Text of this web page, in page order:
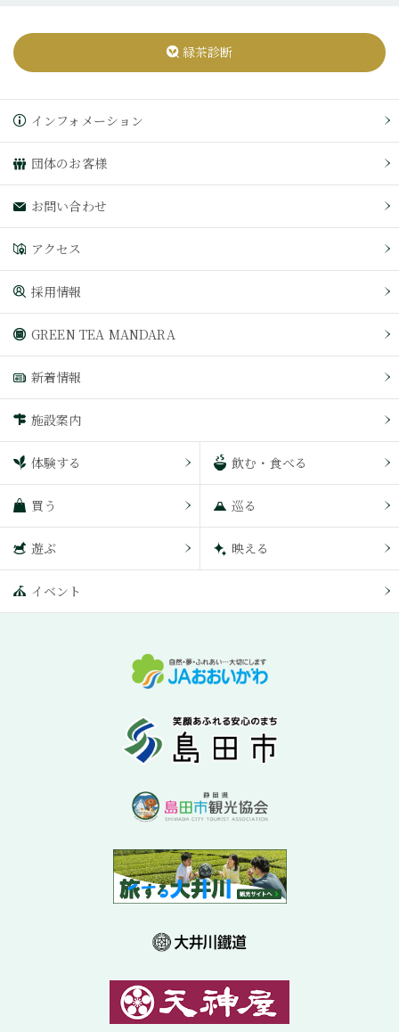
緑茶診断
インフォメーション
団体のお客様
お問い合わせ
アクセス
採用情報
GREEN TEA MANDARA
新着情報
施設案内
体験する 飲む・食べる
買う 巡る
遊ぶ 映える
イベント